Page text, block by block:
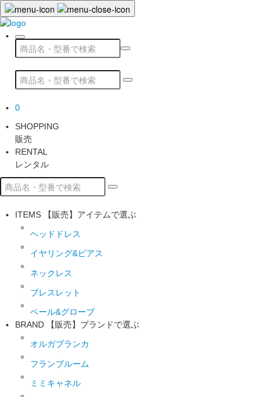
0
SHOPPING
販売
RENTAL
レンタル
ITEMS 【販売】アイテムで選ぶ
ヘッドドレス
イヤリング&ピアス
ネックレス
ブレスレット
ベール&グローブ
BRAND
【販売】ブランドで選ぶ
オルガブランカ
フランブルーム
ミミキャネル